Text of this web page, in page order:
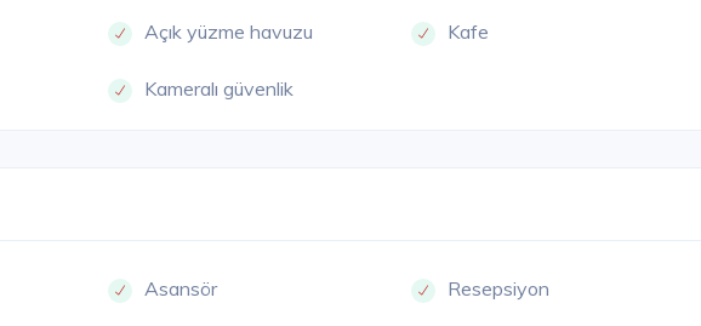
Açık yüzme havuzu Kafe
Kameralı güvenlik
Asansör Resepsiyon